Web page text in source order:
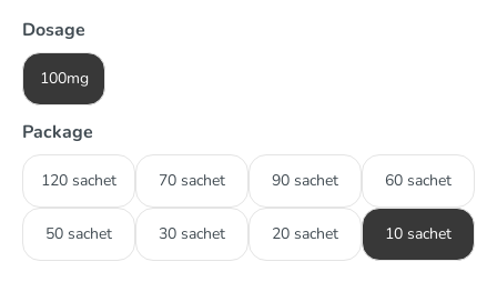
Dosage
100mg
Package
120 sachet 70 sachet 90 sachet 60 sachet
50 sachet 30 sachet 20 sachet 10 sachet